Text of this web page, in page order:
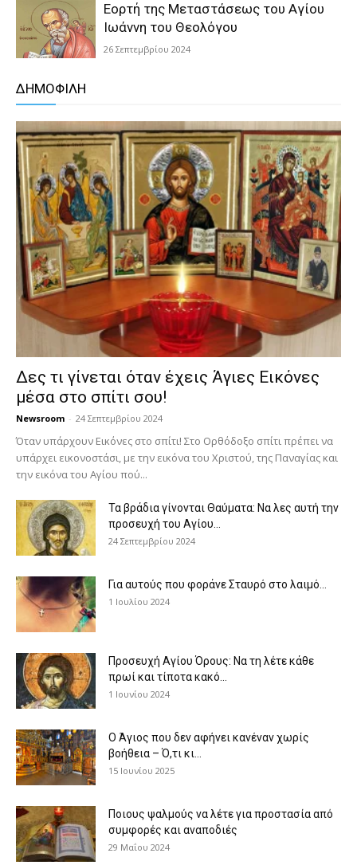
Εορτή της Μεταστάσεως του Αγίου
Ιωάννη του Θεολόγου
26 Σεπτεμβρίου 2024
ΔΗΜΟΦΙΛΗ
Δες τι γίνεται όταν έχεις Άγιες Εικόνες
μέσα στο σπίτι σου!
Newsroom - 24 Σεπτεμβρίου 2024
Όταν υπάρχουν Εικόνες στο σπίτι! Στο Ορθόδοξο σπίτι πρέπει να
υπάρχει εικονοστάσι, με την εικόνα του Χριστού, της Παν­αγίας και
την εικόνα του Αγίου πού...
Τα βράδια γίνονται Θαύματα: Να λες αυτή την
προσευχή του Αγίου...
24 Σεπτεμβρίου 2024
Για αυτούς που φοράνε Σταυρό στο λαιμό…
1 Ιουλίου 2024
Προσευχή Αγίου Όρους: Να τη λέτε κάθε
πρωί και τίποτα κακό...
1 Ιουνίου 2024
Ο Άγιος που δεν αφήνει κανέναν χωρίς
βοήθεια – Ό,τι κι...
15 Ιουνίου 2025
Ποιους ψαλμούς να λέτε για προστασία από
συμφορές και αναποδιές
29 Μαΐου 2024